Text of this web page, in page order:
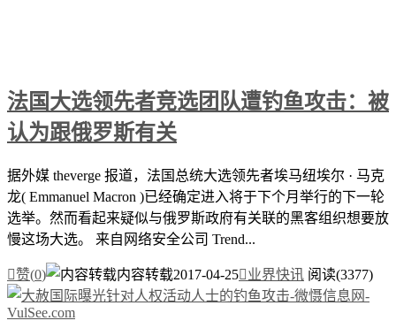
法国大选领先者竞选团队遭钓鱼攻击：被
认为跟俄罗斯有关
据外媒 theverge 报道，法国总统大选领先者埃马纽埃尔 · 马克
龙( Emmanuel Macron )已经确定进入将于下个月举行的下一轮
选举。然而看起来疑似与俄罗斯政府有关联的黑客组织想要放
慢这场大选。 来自网络安全公司 Trend...
赞(0) 内容转载2017-04-25业界快讯 阅读(3377)